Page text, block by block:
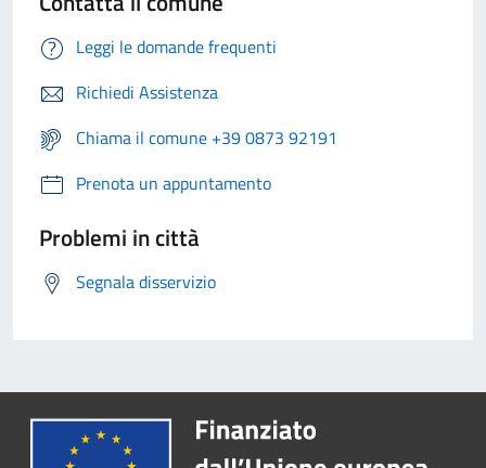
Leggi le domande frequenti
Richiedi Assistenza
Chiama il comune +39 0873 92191
Prenota un appuntamento
Problemi in città
Segnala disservizio